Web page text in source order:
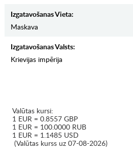
Izgatavošanas Vieta:
Maskava
Izgatavošanas Valsts:
Krievijas impērija
Valūtas kursi:
1 EUR = 0.8557 GBP
1 EUR = 100.0000 RUB
1 EUR = 1.1485 USD
(Valūtas kurss uz 07-08-2026)